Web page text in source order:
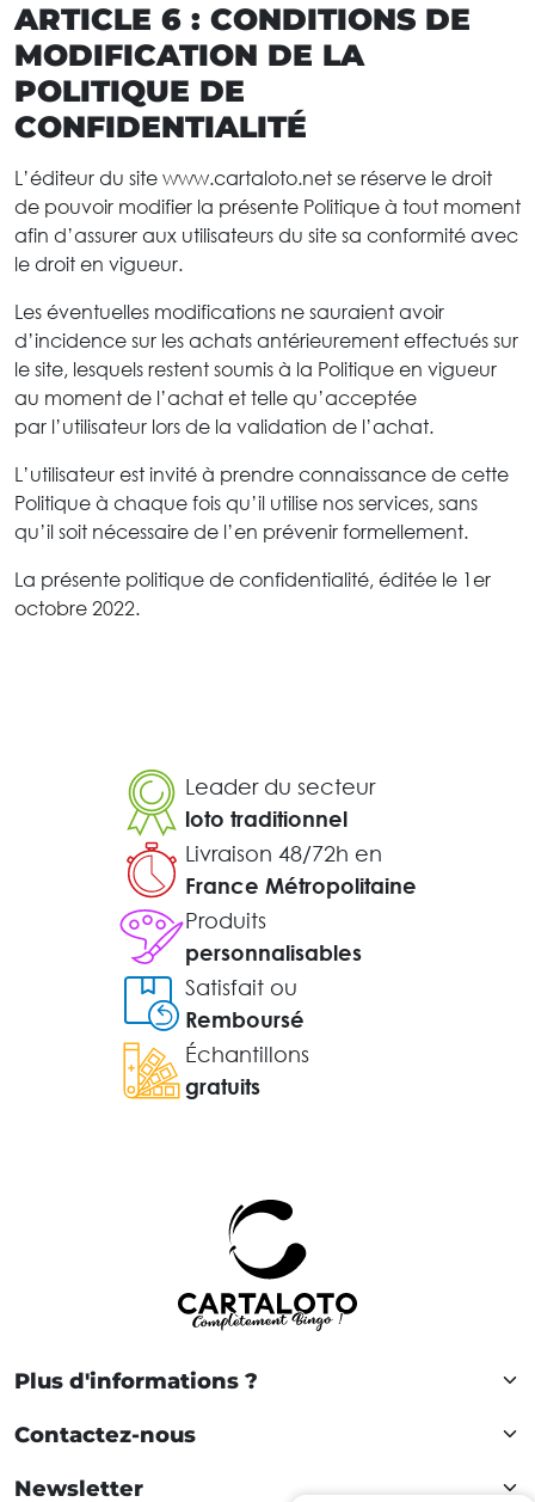
ARTICLE 6 : CONDITIONS DE
MODIFICATION DE LA
POLITIQUE DE
CONFIDENTIALITÉ
L’éditeur du site www.cartaloto.net se réserve le droit
de pouvoir modifier la présente Politique à tout moment
afin d’assurer aux utilisateurs du site sa conformité avec
le droit en vigueur.
Les éventuelles modifications ne sauraient avoir
d’incidence sur les achats antérieurement effectués sur
le site, lesquels restent soumis à la Politique en vigueur
au moment de l’achat et telle qu’acceptée
par l’utilisateur lors de la validation de l’achat.
L’utilisateur est invité à prendre connaissance de cette
Politique à chaque fois qu’il utilise nos services, sans
qu’il soit nécessaire de l’en prévenir formellement.
La présente politique de confidentialité, éditée le 1er
octobre 2022.
Leader du secteur
loto traditionnel
Livraison 48/72h en
France Métropolitaine
Produits
personnalisables
Satisfait ou
Remboursé
Échantillons
gratuits
Plus d'informations ?
Contactez-nous
Newsletter